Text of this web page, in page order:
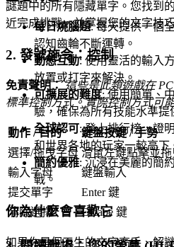
每日燒腦題: 每天提供一個
認知齒輪不斷運轉。
動態互動: 使用靈活的輸入
放置或打字來解決。
可擴展的難度: 使用簡單、
驗，確保為所有技能水準提
全球認可 : 登上排行榜，證
和世界各地的玩家一較高下
簡約優雅: 沉浸在美麗的簡
戰。
你為什麼會喜歡它
如果你是個天生的文字高手、解
謎題中的所有隱藏單字。您找到
近完成挑戰，並掌握您的文字技
2. 發號施令：控制
免責聲明： 這些是此類遊戲在
標準控制方式。實際控制方式可
動作 / 目的
鍵盤按鍵 / 手勢
選擇/拖曳字母 滑鼠左鍵點擊並拖
輸入字母
鍵盤輸入
提交單字
Enter 鍵
清除選擇
Escape 鍵